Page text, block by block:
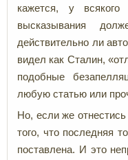
кажется, у всякого
высказывания
действительно ли
видел как Сталин,
подобные
любую статью или
Но, если же
того, что последняя
поставлена. И это